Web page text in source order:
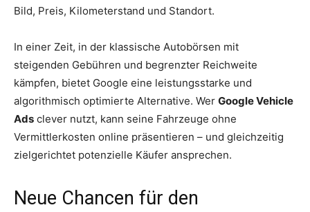
Bild, Preis, Kilometerstand und Standort.
In einer Zeit, in der klassische Autobörsen mit
steigenden Gebühren und begrenzter Reichweite
kämpfen, bietet Google eine leistungsstarke und
algorithmisch optimierte Alternative. Wer Google Vehicle
Ads clever nutzt, kann seine Fahrzeuge ohne
Vermittlerkosten online präsentieren – und gleichzeitig
zielgerichtet potenzielle Käufer ansprechen.
Neue Chancen für den